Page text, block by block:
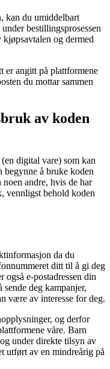
kan du umiddelbart
bestillingsprosessen
kjøpsavtalen og dermed
er angitt på plattformene
du mottar sammen
av koden
digital vare) som kan
begynne å bruke koden
andre, hvis de har
vennligst behold koden
da du
ditt til å gi deg
e-postadressen din
deg kampanjer,
være av interesse for deg.
og derfor
våre. Barn
under direkte tilsyn av
utført av en mindreårig på